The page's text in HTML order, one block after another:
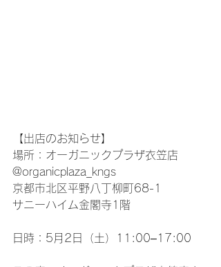
【出店のお知らせ】
場所：オーガニックプラザ衣笠店
@organicplaza_kngs
京都市北区平野八丁柳町68-1
サニーハイム金閣寺1階
日時：5月2日（土）11:00–17:00